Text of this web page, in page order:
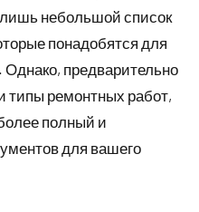
небольшой список
понадобятся для
предварительно
типы ремонтных работ,
полный и
для вашего